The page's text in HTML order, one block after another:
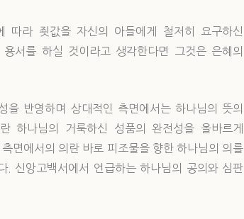
따라 죗값을 자신의 아들에게 철저히 요구하신
서를 하실 것이라고 생각한다면 그것은 은혜의
반영하며 상대적인 측면에서는 하나님의 뜻의
하나님의 거룩하신 성품의 완전성을 올바르게
면에서의 의란 바로 피조물을 향한 하나님의 의를
. 신앙고백서에서 언급하는 하나님의 공의와 심판